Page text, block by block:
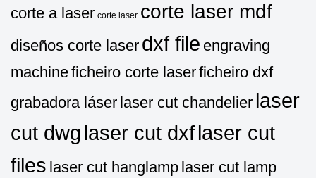
corte a laser corte laser corte laser mdf
diseños corte laser dxf file engraving
machineficheiro corte laserficheiro dxf
grabadora láser laser cut chandelier laser
cut dwg laser cut dxflaser cut
files laser cut hanglamp laser cut lamp